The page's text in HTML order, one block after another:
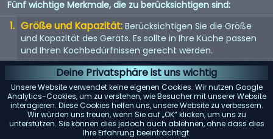
Deine Privatsphäre ist uns wichtig
Unsere Website verwendet keine eigenen Cookies. Wir nutzen Google
Analytics-Cookies, um zu verstehen, wie Besucher mit unserer Website
interagieren. Diese Cookies helfen uns, unsere Website zu verbessern.
Wir würden uns freuen, wenn Sie auf „OK“ klicken, um uns zu
unterstützen. Sie können dies jedoch auch ablehnen, ohne dass dies
Ihre Erfahrung beeinträchtigt.
Fünf wichtige Merkmale, die zu berücksichtigen sind:
Größe und Kapazität: Berücksichtigen Sie die Größe
und Kapazität des Geräts. Es sollte in Ihre Küche passen
und Ihren Kochbedürfnissen gerecht werden.
Energieeffizienz: Energieeffiziente Geräte sparen nicht
nur Geld bei der Stromrechnung, sondern sind auch
umweltfreundlich.
Benutzerfreundlichkeit: Suchen Sie nach Geräten mit
benutzerfreundlichen Bedienelementen und Funktionen.